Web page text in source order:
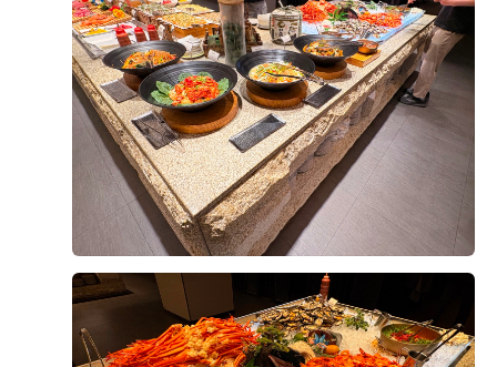
평소에 샐러드 즐겨 드시는 분들이라면
진짜 만족해하실 것 같아요
과일 코너
과일은 총 5가지로
계절 메뉴로 바뀌는 부분이 있다고
얘기 들었던 것 같아요!
저희는 여름이라 수박이 있었는데
달고 맛있더라구요!
해산물 코너
평소에 해산물 귀신인 제가 가장 눈여겨본 구역인데요!
뷔페 다닐 때 어르신들이
제일 먼저 발길을 돌리시는 곳이
느낌을 받았습니다.
여자친구가 퍼스널 컬러가 봄웜톤이라 과한비즈보다는
실크쪽 드레스가 잘 어울릴것같아서 어두운 홀의 예식장
을 제외했고 꽃이많은 밝은 홀이나 따뜻한 느낌에 브라운
색이 있는 채플 느낌이 어울릴것같다는 생각을 했는데 개
인적으로 제가 다녀와본 채플풍의 식장은 버진로드가 하
객들좌석과 같은 높이에 있다보니 주인공인 여자친구가
잘 안보일것같아서 아쉬울것 같았습니다. 위더스의 아모
와 죄석과의 단차가 있었고 플라워 장식, 샹들리에가 많
아 화려하고 웅장한 느낌도 가지고 갈 수 있어서 딱 여기
다!!! 라는 생각이 들었습니다.
+8
후기가 도움이 되었나요? 1
박원조, 안다영 2026-08-08 9명 읽음